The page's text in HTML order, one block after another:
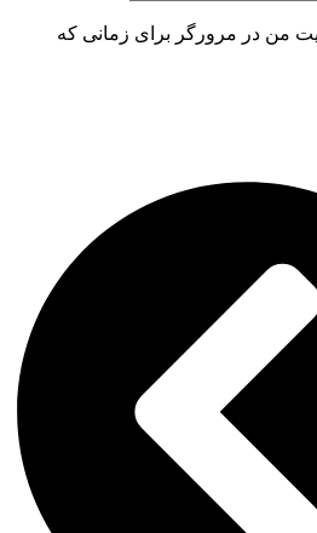
من در مرورگر برای زمانی که